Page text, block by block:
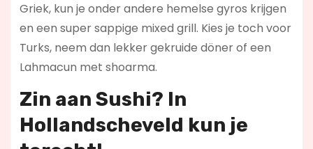
Griek, kun je onder andere hemelse gyros krijgen
en een super sappige mixed grill. Kies je toch voor
Turks, neem dan lekker gekruide döner of een
Lahmacun met shoarma.
Zin aan Sushi? In
Hollandscheveld kun je